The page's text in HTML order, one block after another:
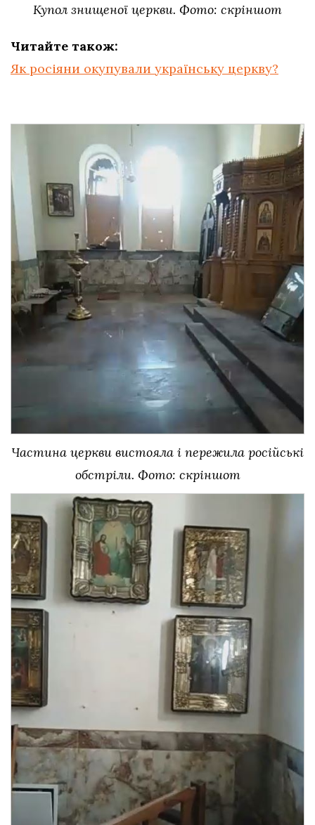
Купол знищеної церкви. Фото: скріншот
Читайте також:
Як росіяни окупували українську церкву?
Частина церкви вистояла і пережила російські
обстріли. Фото: скріншот